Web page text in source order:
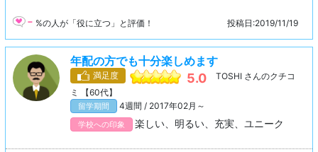
- %の人が「役に立つ」と評価！ 投稿日:2019/11/19
年配の方でも十分楽しめます
満足度 5.0
TOSHI さんのクチコ
ミ 【60代】
留学期間 4週間 / 2017年02月～
学校への印象 楽しい、明るい、充実、ユニーク